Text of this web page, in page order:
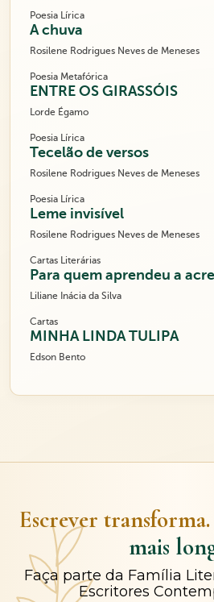
Poesia Lírica
A chuva
Rosilene Rodrigues Neves de Meneses
Poesia Metafórica
ENTRE OS GIRASSÓIS
Lorde Égamo
Poesia Lírica
Tecelão de versos
Rosilene Rodrigues Neves de Meneses
Poesia Lírica
Leme invisível
Rosilene Rodrigues Neves de Meneses
Cartas Literárias
Para quem aprendeu a
Liliane Inácia da Silva
Cartas
MINHA LINDA TULIPA
Edson Bento
Escrever transforma.
mais
Faça parte da Família
Escritores